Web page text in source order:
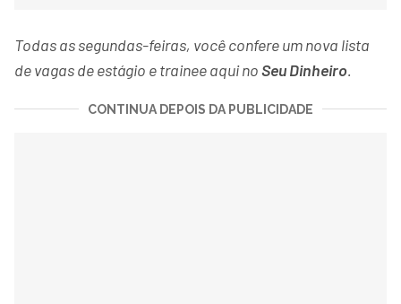
Todas as segundas-feiras, você confere um nova lista
de vagas de estágio e trainee aqui noSeu Dinheiro.
CONTINUA DEPOIS DA PUBLICIDADE